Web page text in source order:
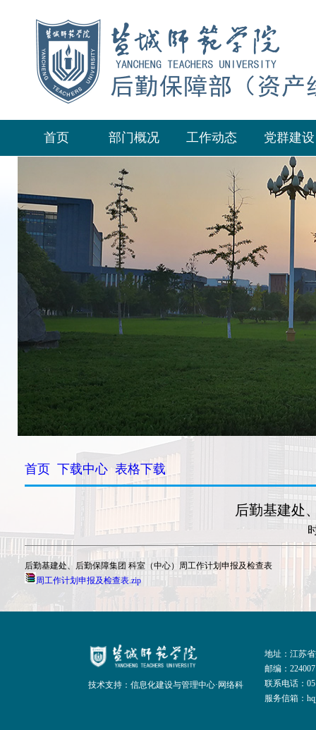
首页 部门概况 工作动态 党群建设
首页 下载中心 表格下载
后勤基建处
后勤基建处、后勤保障集团 科室（中心）周工作计划申报及检查表
周工作计划申报及检查表.zip
技术支持：信息化建设与管理中心·网络科
地址：江苏
邮编：224007
联系电话：
服务信箱：